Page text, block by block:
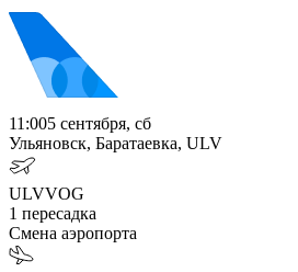
11:005 сентября, сб
Ульяновск, Баратаевка, ULV
ULVVOG
1 пересадка
Смена аэропорта